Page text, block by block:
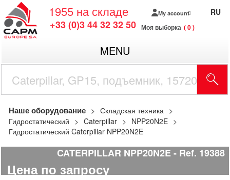
1955 на складе
+33 (0)3 44 32 32 50
My account
Моя выборка 0
RU
MENU
Наше оборудование
Складская техника
Гидростатический
Caterpillar
NPP20N2E
Гидростатический Caterpillar NPP20N2E
CATERPILLAR NPP20N2E Ref. 19388
Цена по запросу